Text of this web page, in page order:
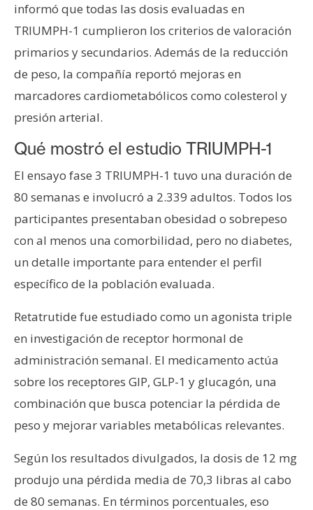
P
u
b
l
c
i
a
d
informó que todas las dosis evaluadas en
TRIUMPH-1 cumplieron los criterios de valoración
primarios y secundarios. Además de la reducción
de peso, la compañía reportó mejoras en
marcadores cardiometabólicos como colesterol y
presión arterial.
Qué mostró el estudio TRIUMPH-1
El ensayo fase 3 TRIUMPH-1 tuvo una duración de
80 semanas e involucró a 2.339 adultos. Todos los
participantes presentaban obesidad o sobrepeso
con al menos una comorbilidad, pero no diabetes,
un detalle importante para entender el perfil
específico de la población evaluada.
Retatrutide fue estudiado como un agonista triple
en investigación de receptor hormonal de
administración semanal. El medicamento actúa
sobre los receptores GIP, GLP-1 y glucagón, una
combinación que busca potenciar la pérdida de
peso y mejorar variables metabólicas relevantes.
Según los resultados divulgados, la dosis de 12 mg
produjo una pérdida media de 70,3 libras al cabo
de 80 semanas. En términos porcentuales, eso